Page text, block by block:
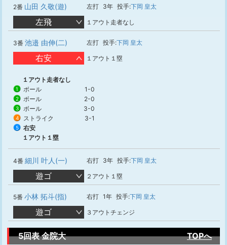
2番 山田 久敬(遊) 左打 3年 投手:下岡 皇太
左飛 １アウト走者なし
3番 池邉 由伸(二) 左打 投手:下岡 皇太
右安 １アウト１塁
１アウト走者なし
1 ボール 1-0
2 ボール 2-0
3 ボール 3-0
4 ストライク 3-1
5
右安
１アウト１塁
4番 細川 叶人(一) 右打 3年 投手:下岡 皇太
遊ゴ ２アウト１塁
5番 小林 拓斗(指) 右打 1年 投手:下岡 皇太
遊ゴ ３アウトチェンジ
5回表 金院大 TOPへ